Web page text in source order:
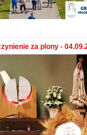
za plony -